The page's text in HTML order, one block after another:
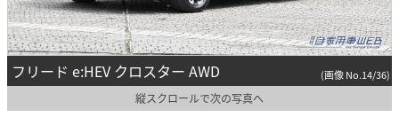
フリード e:HEV クロスター AWD (画像 No.14/36)
縦スクロールで次の写真へ